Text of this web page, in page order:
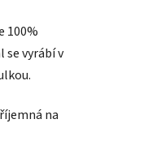
100%
se vyrábí v
na